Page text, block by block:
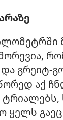
გრეიტ-
აქ